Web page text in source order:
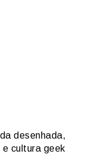
desenhada,
cultura geek